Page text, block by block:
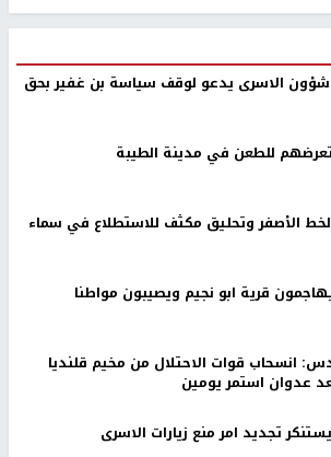
الاسرى يدعو لوقف سياسة بن غفير بحق
الأصفر وتحليق مكثف للاستطلاع في سماء
قرية ابو نجيم ويصيبون مواطنا
انسحاب قوات الاحتلال من مخيم قلنديا
عدوان استمر يومين
تجديد امر منع زيارات الاسرى